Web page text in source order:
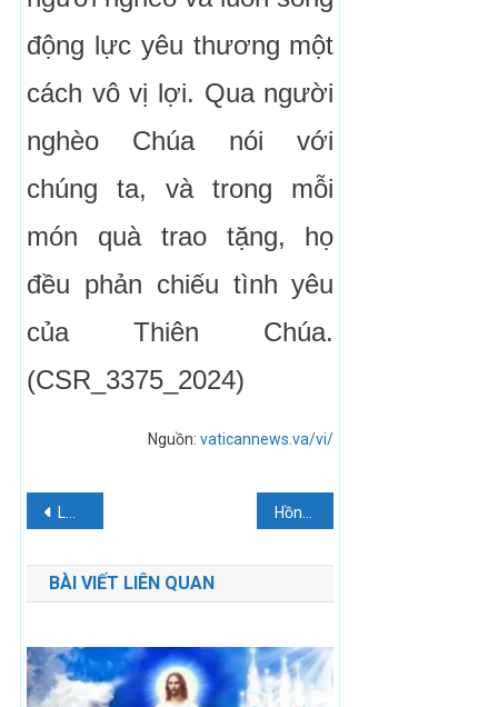
động lực yêu thương một
cách vô vị lợi. Qua người
nghèo Chúa nói với
chúng ta, và trong mỗi
món quà trao tặng, họ
đều phản chiếu tình yêu
của Thiên Chúa.
(CSR_3375_2024)
Nguồn:vaticannews.va/vi/
Điều
hướng
bài
viết
LÀM THẾ NÀO ĐÁNH THỨC ƠN GỌI TU TRÌ TRONG CÁC GIA ĐÌNH?
BÀI VIẾT LIÊN QUAN